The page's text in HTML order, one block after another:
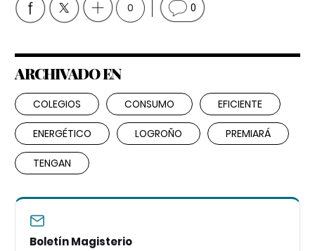
0 0
ARCHIVADO EN
COLEGIOS CONSUMO EFICIENTE
ENERGÉTICO LOGROÑO PREMIARÁ
TENGAN
Boletín Magisterio